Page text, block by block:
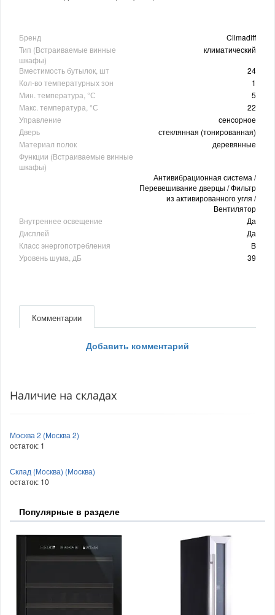
Бренд
Climadiff
Тип (Встраиваемые винные
шкафы)
климатический
Вместимость бутылок, шт
24
Кол-во температурных зон
1
Мин. температура, °С
5
Макс. температура, °С
22
Управление
сенсорное
Дверь
стеклянная (тонированная)
Материал полок
деревянные
Функции (Встраиваемые винные
шкафы)
Антивибрационная система /
Перевешивание дверцы / Фильтр
из активированного угля /
Вентилятор
Внутреннее освещение
Да
Дисплей
Да
Класс энергопотребления
B
Уровень шума, дБ
39
Комментарии
Добавить комментарий
Наличие на складах
Москва 2 (Москва 2)
остаток: 1
Склад (Москва) (Москва)
остаток: 10
Популярные в разделе